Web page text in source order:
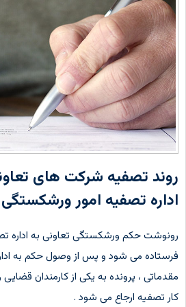
روند تصفیه شرکت های
اداره تصفیه امور ورشکستگی
رونوشت حکم ورشکستگی تعاونی به اداره
فرستاده می شود و پس از وصول حکم به
مقدماتی ، پرونده به یکی از کارمندان قضایی
کار تصفیه ارجاع می شود .